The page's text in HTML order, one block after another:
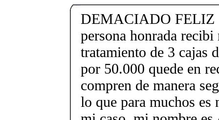
DEMACIADO FELIZ
persona honrada
tratamiento de 3 cajas
por 50.000 quede en
compren de manera
lo que para muchos es